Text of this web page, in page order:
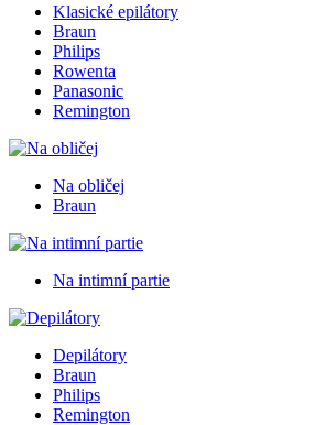
Klasické epilátory
Braun
Philips
Rowenta
Panasonic
Remington
Na obličej
Braun
Na intimní partie
Depilátory
Braun
Philips
Remington